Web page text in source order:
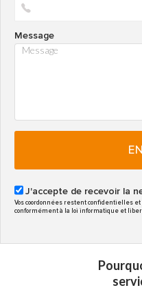
Message
J'accepte de recevoir la
Vos coordonnées restent confidentielles
conformément à la loi informatique et